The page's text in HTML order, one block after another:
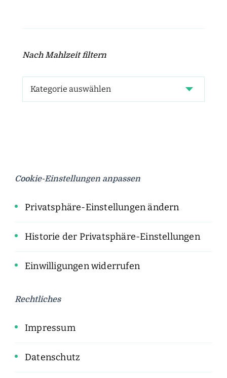
Nach Mahlzeit filtern
Cookie-Einstellungen anpassen
Privatsphäre-Einstellungen ändern
Historie der Privatsphäre-Einstellungen
Einwilligungen widerrufen
Rechtliches
Impressum
Datenschutz